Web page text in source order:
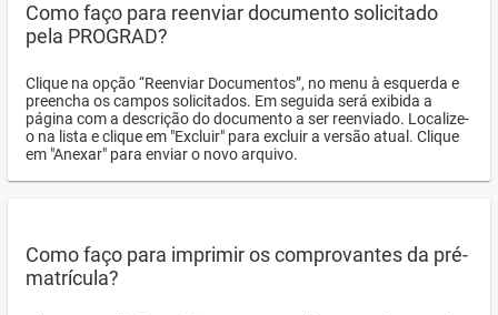
Como faço para reenviar documento solicitado
pela PROGRAD?
Clique na opção “Reenviar Documentos”, no menu à esquerda e
preencha os campos solicitados. Em seguida será exibida a
página com a descrição do documento a ser reenviado. Localize-
o na lista e clique em "Excluir" para excluir a versão atual. Clique
em "Anexar" para enviar o novo arquivo.
Como faço para imprimir os comprovantes da pré-
matrícula?